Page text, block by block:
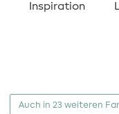
Inspiration
Auch in 23 weiteren